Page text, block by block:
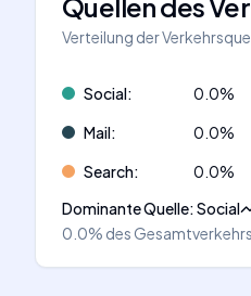
Quellen des
Verteilung der
Social: 0.0%
Mail: 0.0%
Search: 0.0%
Dominante Quelle:Social
0.0% des Gesamtverkehrs